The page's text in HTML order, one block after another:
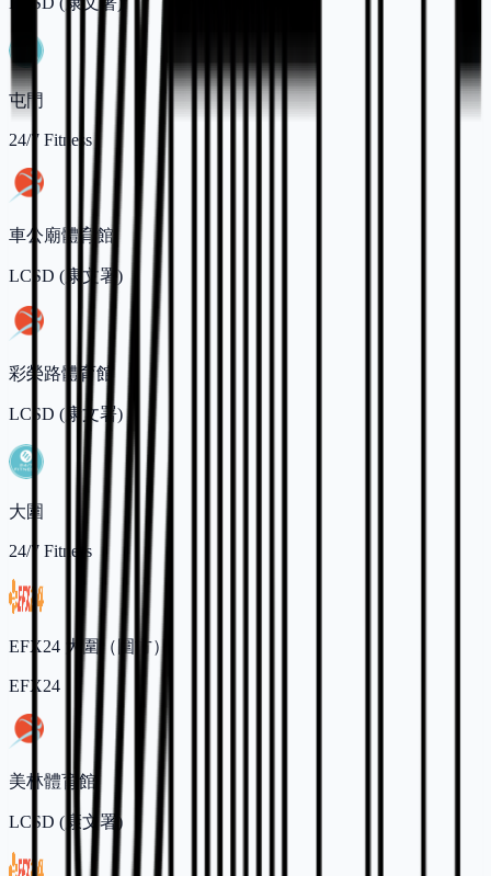
屯門
24/7 Fitness
車公廟體育館
LCSD (康文署)
彩榮路體育館
LCSD (康文署)
大圍
24/7 Fitness
EFX24 大圍（圍方）
EFX24
美林體育館
LCSD (康文署)